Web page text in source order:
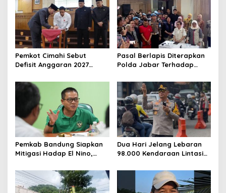
Pemkot Cimahi Sebut
Defisit Anggaran 2027
Pembangunan
Pasal Berlapis Diterapkan
Polda Jabar Terhadap
Hidayat
Pemkab Bandung Siapkan
Mitigasi Hadap El Nino,
Pertanian
Dua Hari Jelang Lebaran
98.000 Kendaraan Lintasi
Lakukan Rekayasa